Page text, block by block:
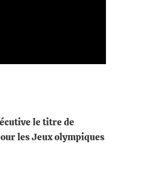
le titre de
les Jeux olympiques